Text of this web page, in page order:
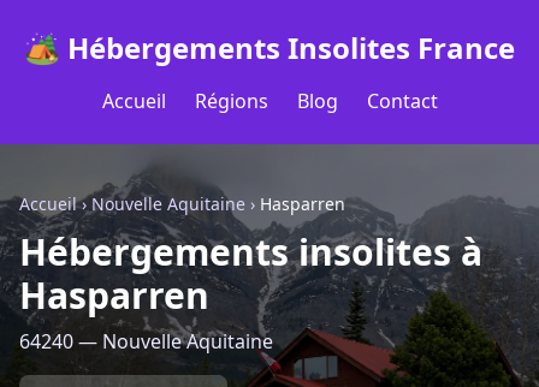
🏕️ Hébergements Insolites France
Accueil Régions Blog Contact
Accueil›Nouvelle Aquitaine › Hasparren
Hébergements insolites à
Hasparren
64240 — Nouvelle Aquitaine